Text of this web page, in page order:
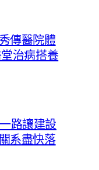
傳醫院體
治病搭養
路讓建設
系盡快落